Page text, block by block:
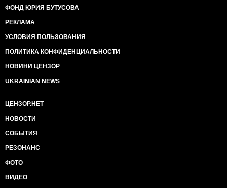
ФОНД ЮРИЯ БУТУСОВА
РЕКЛАМА
УСЛОВИЯ ПОЛЬЗОВАНИЯ
ПОЛИТИКА КОНФИДЕНЦИАЛЬНОСТИ
НОВИНИ ЦЕНЗОР
UKRAINIAN NEWS
ЦЕНЗОР.НЕТ
НОВОСТИ
СОБЫТИЯ
РЕЗОНАНС
ФОТО
ВИДЕО